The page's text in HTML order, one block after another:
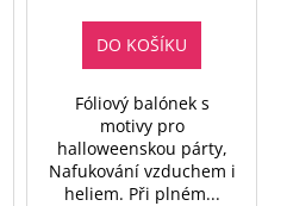
DO KOŠÍKU
Fóliový balónek s
motivy pro
halloweenskou párty,
Nafukování vzduchem i
heliem. Při plném...